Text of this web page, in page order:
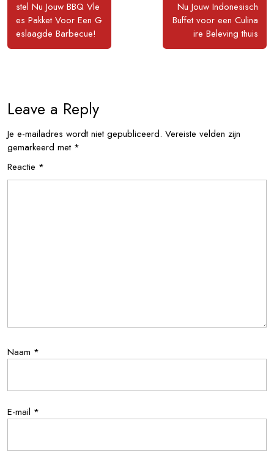
Posts
stel Nu Jouw BBQ Vle
es Pakket Voor Een G
eslaagde Barbecue!
Posts
Nu Jouw Indonesisch
Buffet voor een Culina
ire Beleving thuis
Leave a Reply
Je e-mailadres wordt niet gepubliceerd. Vereiste velden zijn
gemarkeerd met *
Reactie *
Naam *
E-mail *